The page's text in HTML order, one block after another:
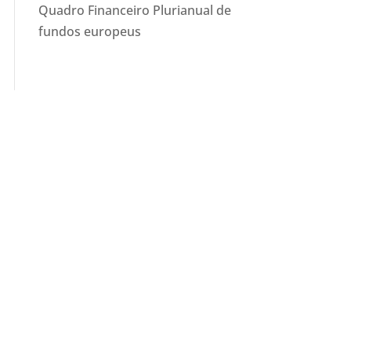
Quadro Financeiro Plurianual de
fundos europeus